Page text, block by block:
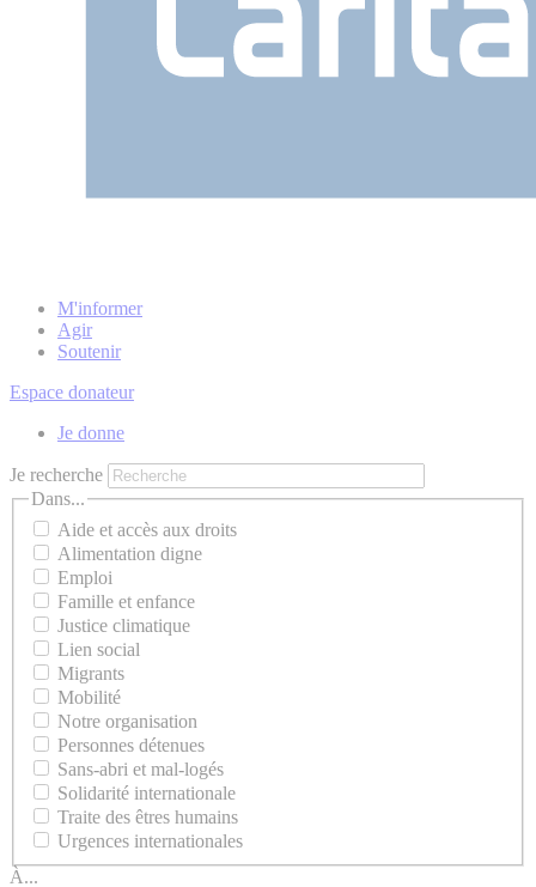
M'informer
Agir
Soutenir
Espace donateur
Je donne
Je recherche
Dans...
Aide et accès aux droits
Alimentation digne
Emploi
Famille et enfance
Justice climatique
Lien social
Migrants
Mobilité
Notre organisation
Personnes détenues
Sans-abri et mal-logés
Solidarité internationale
Traite des êtres humains
Urgences internationales
À...